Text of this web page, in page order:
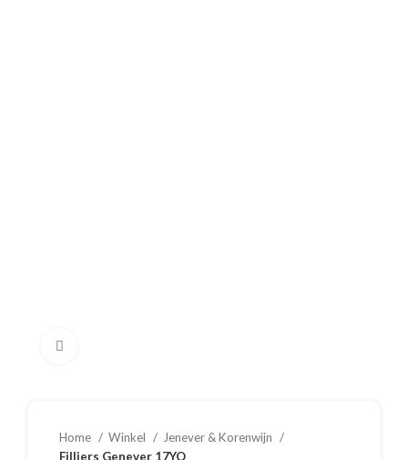
Home Winkel
Jenever & Korenwijn
Filliers Genever 17YO